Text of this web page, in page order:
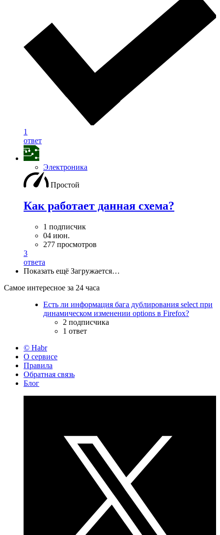
1
ответ
Электроника
Простой
Как работает данная схема?
1 подписчик
04 июн.
277 просмотров
3
ответа
Показать ещё Загружается…
Самое интересное за 24 часа
Есть ли информация бага дублирования select при
динамическом изменении options в Firefox?
2 подписчика
1 ответ
© Habr
О сервисе
Правила
Обратная связь
Блог